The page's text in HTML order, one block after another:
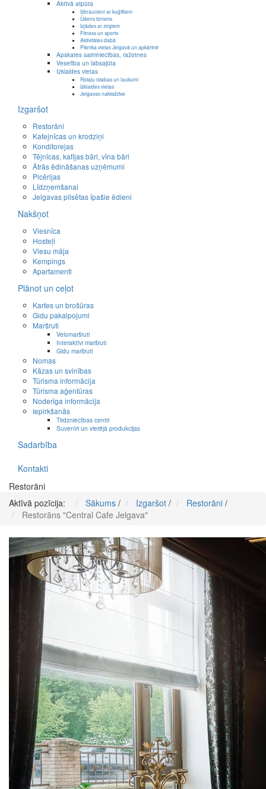
Aktīvā atpūta
Izbraucieni ar kuģīšiem
Ūdens tūrisms
Izjādes ar zirgiem
Fitness un sports
Aktivitātes dabā
Piknika vietas Jelgavā un apkārtnē
Apskates saimniecības, ražotnes
Veselība un labsajūta
Izklaides vietas
Rotaļu istabas un laukumi
Izklaides vietas
Jelgavas naktsdzīve
Izgaršot
Restorāni
Kafejnīcas un krodziņi
Konditorejas
Tējnīcas, kafijas bāri, vīna bāri
Ātrās ēdināšanas uzņēmumi
Picērijas
Līdzņemšanai
Jelgavas pilsētas īpašie ēdieni
Nakšņot
Viesnīca
Hosteļi
Viesu māja
Kempings
Apartamenti
Plānot un ceļot
Kartes un brošūras
Gidu pakalpojumi
Maršruti
Velomaršruti
Interaktīvi maršruti
Gidu maršruti
Nomas
Kāzas un svinības
Tūrisma informācija
Tūrisma aģentūras
Noderīga informācija
Iepirkšanās
Tirdzniecības centri
Suvenīri un vietējā produkcijas
Sadarbība
Kontakti
Restorāni
Aktīvā pozīcija:
Sākums / Izgaršot / Restorāni /
Restorāns "Central Cafe Jelgava"